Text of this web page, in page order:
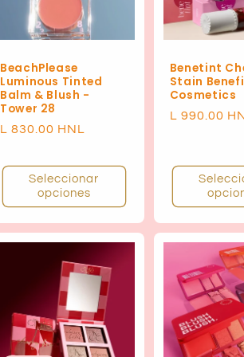
BeachPlease
Luminous Tinted
Balm & Blush -
Tower 28
Precio
L 830.00 HNL
Seleccionar
opciones
Benetint
Stain
Cosmetics
Precio
L 990.00